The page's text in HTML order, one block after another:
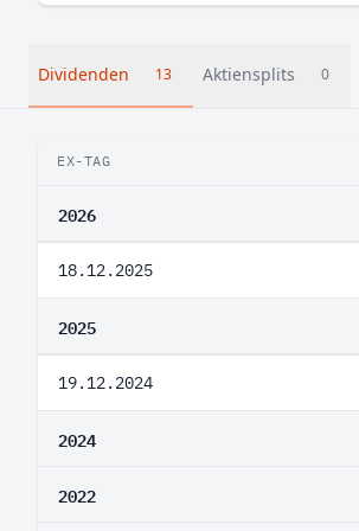
Dividenden 13 Aktiensplits 0
EX-TAG
2026
18.12.2025
2025
19.12.2024
2024
2022